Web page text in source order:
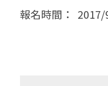
報名時間：